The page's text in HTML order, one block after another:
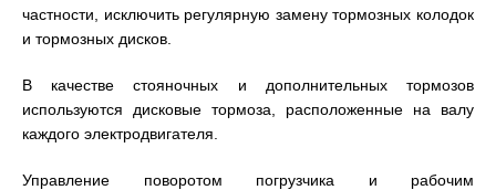
частности, исключить регулярную замену тормозных колодок
и тормозных дисков.
В качестве стояночных и дополнительных тормозов
используются дисковые тормоза, расположенные на валу
каждого электродвигателя.
Управление поворотом погрузчика и рабочим